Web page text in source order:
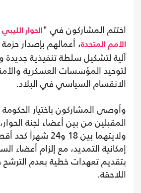
اختتم المشاركون في "الحوار
الأمم المتحدة، أعمالهم بإصدار
آلية لتشكيل سلطة تنفيذية
لتوحيد المؤسسات العسكرية
الانقسام السياسي في البلاد.
وأوصى المشاركون باختيار
المقبلين من بين أعضاء لجنة
ولايتهما بين 18
إمكانية التمديد، مع إلزام أعضاء
بتقديم تعهدات خطية بعدم الترشح
اللاحقة.